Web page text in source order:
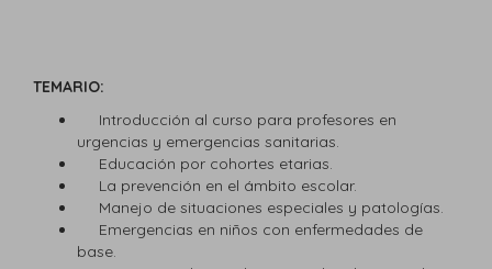
TEMARIO:
Introducción al curso para profesores en
urgencias y emergencias sanitarias.
Educación por cohortes etarias.
La prevención en el ámbito escolar.
Manejo de situaciones especiales y patologías.
Emergencias en niños con enfermedades de
base.